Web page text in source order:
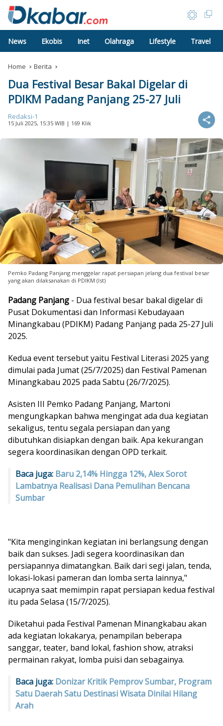
News Ekobis Inet Olahraga Lifestyle Travel
Home Berita
Dua Festival Besar Bakal Digelar di
PDIKM Padang Panjang 25-27 Juli
Redaksi-1
15 Juli 2025, 15:35 WIB | 169 Klik
Pemko Padang Panjang menggelar rapat persiapan jelang dua festival besar
yang akan dilaksanakan di PDIKM (Ist)
Padang Panjang - Dua festival besar bakal digelar di
Pusat Dokumentasi dan Informasi Kebudayaan
Minangkabau (PDIKM) Padang Panjang pada 25-27 Juli
2025.
Kedua event tersebut yaitu Festival Literasi 2025 yang
dimulai pada Jumat (25/7/2025) dan Festival Pamenan
Minangkabau 2025 pada Sabtu (26/7/2025).
Asisten III Pemko Padang Panjang, Martoni
mengungkapkan bahwa mengingat ada dua kegiatan
sekaligus, tentu segala persiapan dan yang
dibutuhkan disiapkan dengan baik. Apa kekurangan
segera koordinasikan dengan OPD terkait.
Baca juga: Baru 2,14% Hingga 12%, Alex Sorot
Lambatnya Realisasi Dana Pemulihan Bencana
Sumbar
"Kita menginginkan kegiatan ini berlangsung dengan
baik dan sukses. Jadi segera koordinasikan dan
persiapannya dimatangkan. Baik dari segi jalan, tenda,
lokasi-lokasi pameran dan lomba serta lainnya,"
ucapnya saat memimpin rapat persiapan kedua festival
itu pada Selasa (15/7/2025).
Diketahui pada Festival Pamenan Minangkabau akan
ada kegiatan lokakarya, penampilan beberapa
sanggar, teater, band lokal, fashion show, atraksi
permainan rakyat, lomba puisi dan sebagainya.
Baca juga: Donizar Kritik Pemprov Sumbar, Program
Satu Daerah Satu Destinasi Wisata Dinilai Hilang
Arah